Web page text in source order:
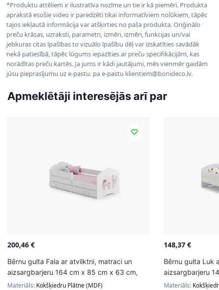
*Produktu attēliem ir ilustratīva nozīme un tie ir kā piemēri. Produkta
aprakstā esošie video ir paredzēti tikai informatīviem nolūkiem, tāpēc
tajos iekļautā informācija var atšķirties no paša produkta. Oriģinālo
preču krāsas, uzraksti, parametri, izmēri, izmēri, funkcijas un/vai
jebkuras citas īpašības to vizuālo īpašību dēļ var izskatīties savādāk
nekā patiesībā, tāpēc lūgums iepazīties ar preču specifikācijām, kas
norādītas preču kartēs. Ja jums ir kādi jautājumi, mēs vienmēr gaidām
jūsu pieprasījumu uz e-pastu. pa e-pastu klientiem@bonideco.lv.
Apmeklētāji interesējās arī par
200,46 €
Bērnu gulta Fala ar atvilktni, matraci un
aizsargbarjeru 164 cm x 85 cm x 63 cm,
princese ar vienradzi
Materiāls: Kokšķiedru Plātne (MDF)
148,37 €
Bērnu gulta Luk
aizsargbarjeru
ekskavators
Materiāls: